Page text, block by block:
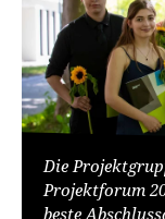
Die
Projektforum
beste